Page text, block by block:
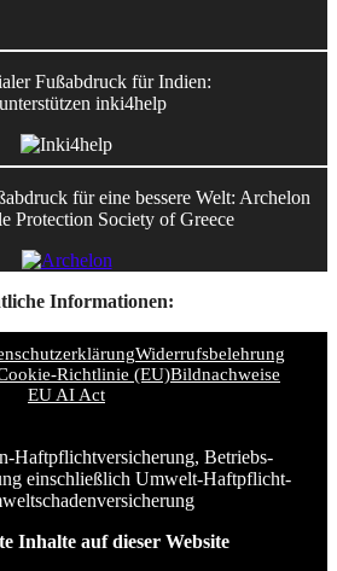
Fußabdruck für Indien:
inki4help
für eine bessere Welt: Archelon
Protection Society of Greece
Informationen:
Widerrufsbelehrung
Richtlinie (EU)Bildnachweise
EU AI Act
Haftpflichtversicherung, Betriebs-
einschließlich Umwelt-Haftpflicht-
Inhalte auf dieser Website